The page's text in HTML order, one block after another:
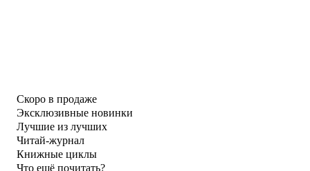
Скоро в продаже
Эксклюзивные новинки
Лучшие из лучших
Читай-журнал
Книжные циклы
Что ещё почитать?